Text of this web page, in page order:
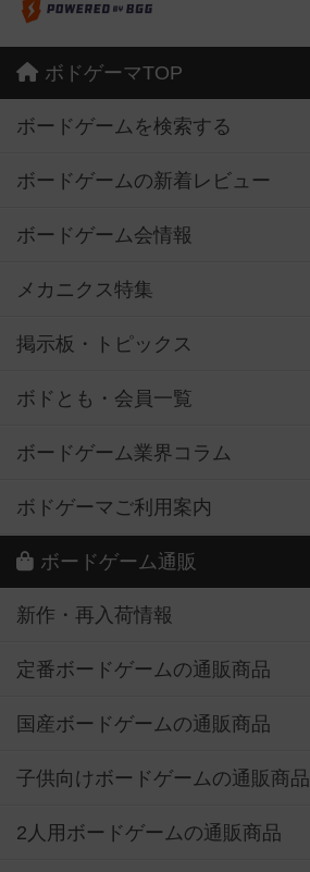
ボドゲーマTOP
ボードゲームを検索する
ボードゲームの新着レビュー
ボードゲーム会情報
メカニクス特集
掲示板・トピックス
ボドとも・会員一覧
ボードゲーム業界コラム
ボドゲーマご利用案内
ボードゲーム通販
新作・再入荷情報
定番ボードゲームの通販商品
国産ボードゲームの通販商品
子供向けボードゲームの通販商品
2人用ボードゲームの通販商品